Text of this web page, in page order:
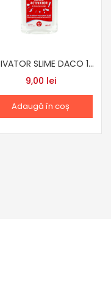
ACTIVATOR SLIME DACO 147ML
9,00 lei
Adaugă în coș